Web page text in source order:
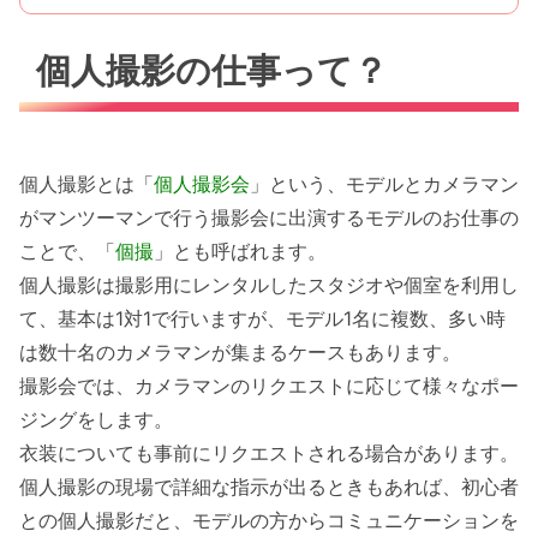
個人撮影の仕事って？
個人撮影とは「個人撮影会 」という、モデルとカメラマン
がマンツーマンで行う撮影会に出演するモデルのお仕事の
ことで、「個撮 」とも呼ばれます。
個人撮影は撮影用にレンタルしたスタジオや個室を利用し
て、基本は1対1で行いますが、モデル1名に複数、多い時
は数十名のカメラマンが集まるケースもあります。
撮影会では、カメラマンのリクエストに応じて様々なポー
ジングをします。
衣装についても事前にリクエストされる場合があります。
個人撮影の現場で詳細な指示が出るときもあれば、初心者
との個人撮影だと、モデルの方からコミュニケーションを